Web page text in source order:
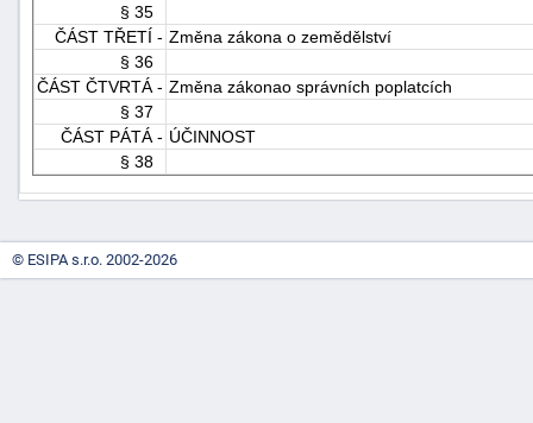
§ 35
ČÁST TŘETÍ - Změna zákona o zemědělství
§ 36
ČÁST ČTVRTÁ - Změna zákonao správních poplatcích
§ 37
ČÁST PÁTÁ - ÚČINNOST
§ 38
© ESIPA s.r.o. 2002-2026